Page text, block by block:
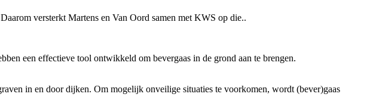
versterkt Martens en Van Oord samen met KWS op die..
een effectieve tool ontwikkeld om bevergaas in de grond aan te brengen.
in en door dijken. Om mogelijk onveilige situaties te voorkomen, wordt (bever)gaas